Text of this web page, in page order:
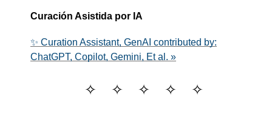
Curación Asistida por IA
✨ Curation Assistant, GenAI contributed by:
ChatGPT, Copilot, Gemini, Et al. »